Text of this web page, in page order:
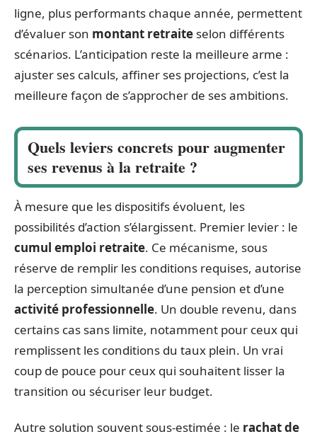
ligne, plus performants chaque année, permettent
d’évaluer son montant retraite selon différents
scénarios. L’anticipation reste la meilleure arme :
ajuster ses calculs, affiner ses projections, c’est la
meilleure façon de s’approcher de ses ambitions.
Quels leviers concrets pour augmenter
ses revenus à la retraite ?
À mesure que les dispositifs évoluent, les
possibilités d’action s’élargissent. Premier levier : le
cumul emploi retraite. Ce mécanisme, sous
réserve de remplir les conditions requises, autorise
la perception simultanée d’une pension et d’une
activité professionnelle. Un double revenu, dans
certains cas sans limite, notamment pour ceux qui
remplissent les conditions du taux plein. Un vrai
coup de pouce pour ceux qui souhaitent lisser la
transition ou sécuriser leur budget.
Autre solution souvent sous-estimée : le rachat de